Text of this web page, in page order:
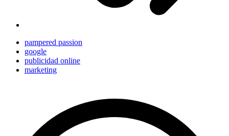
pampered passion
google
publicidad online
marketing